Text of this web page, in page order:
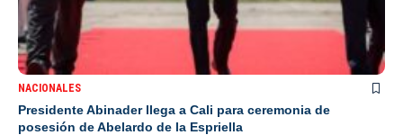
NACIONALES
Presidente Abinader llega a Cali para ceremonia de
posesión de Abelardo de la Espriella